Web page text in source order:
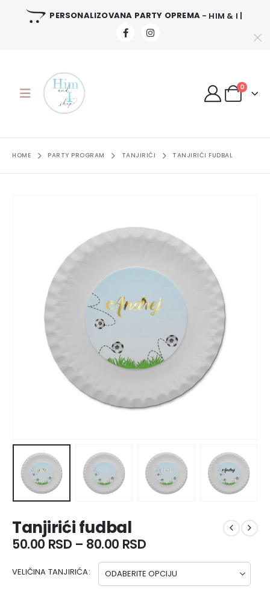
PERSONALIZOVANA PARTY OPREMA - HIM & I |
0
HOME PARTY PROGRAM TANJIRIĆI TANJIRIĆI FUDBAL
Tanjirići fudbal
50.00 RSD – 80.00 RSD
VELIČINA TANJIRIĆA